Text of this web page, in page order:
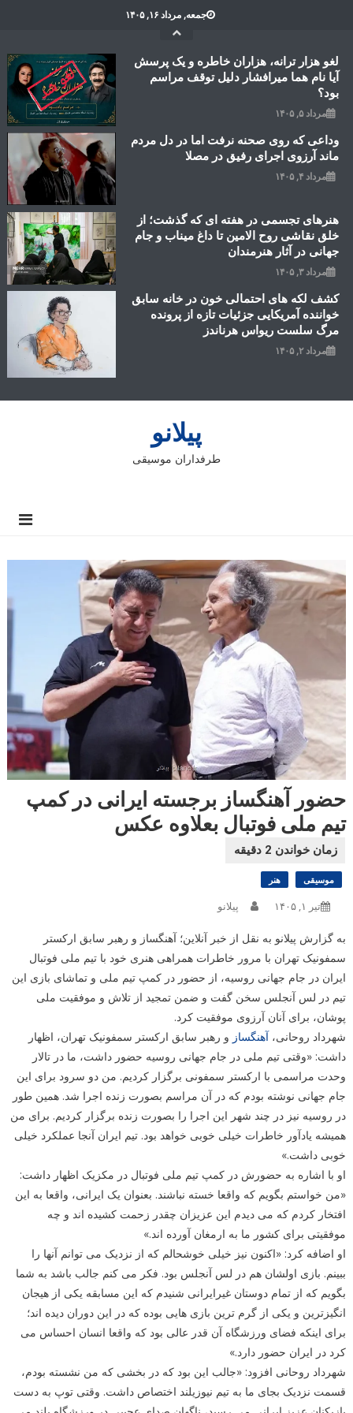
جمعه, مرداد ۱۶, ۱۴۰۵
لغو هزار ترانه، هزاران خاطره و یک پرسش
آیا نام هما میرافشار دلیل توقف مراسم
بود؟
مرداد ۵, ۱۴۰۵
وداعی که روی صحنه نرفت اما در دل مردم
ماند آرزوی اجرای رفیق در مصلا
مرداد ۴, ۱۴۰۵
هنرهای تجسمی در هفته ای که گذشت؛ از
خلق نقاشی روح الامین تا داغ میناب و جام
جهانی در آثار هنرمندان
مرداد ۳, ۱۴۰۵
کشف لکه های احتمالی خون در خانه سابق
خواننده آمریکایی جزئیات تازه از پرونده
مرگ سلست ریواس هرناندز
مرداد ۲, ۱۴۰۵
پیلانو
طرفداران موسیقی
حضور آهنگساز برجسته ایرانی در کمپ
تیم ملی فوتبال بعلاوه عکس
موسیقی هنر
تیر ۱, ۱۴۰۵ پیلانو
به گزارش پیلانو به نقل از خبر آنلاین؛ آهنگساز و رهبر سابق ارکستر
سمفونیک تهران با مرور خاطرات همراهی هنری خود با تیم ملی فوتبال
ایران در جام جهانی روسیه، از حضور در کمپ تیم ملی و تماشای بازی این
تیم در لس آنجلس سخن گفت و ضمن تمجید از تلاش و موفقیت ملی
پوشان، برای آنان آرزوی موفقیت کرد.
شهرداد روحانی،آهنگساز و رهبر سابق ارکستر سمفونیک تهران، اظهار
داشت: «وقتی تیم ملی در جام جهانی روسیه حضور داشت، ما در تالار
وحدت مراسمی با ارکستر سمفونی برگزار کردیم. من دو سرود برای این
جام جهانی نوشته بودم که در آن مراسم بصورت زنده اجرا شد. همین طور
در روسیه نیز در چند شهر این اجرا را بصورت زنده برگزار کردیم. برای من
همیشه یادآور خاطرات خیلی خوبی خواهد بود. تیم ایران آنجا عملکرد خیلی
خوبی داشت.»
او با اشاره به حضورش در کمپ تیم ملی فوتبال در مکزیک اظهار داشت:
«من خواستم بگویم که واقعا خسته نباشند. بعنوان یک ایرانی، واقعا به این
افتخار کردم که می دیدم این عزیزان چقدر زحمت کشیده اند و چه
موفقیتی برای کشور ما به ارمغان آورده اند.»
او اضافه کرد: «اکنون نیز خیلی خوشحالم که از نزدیک می توانم آنها را
ببینم. بازی اولشان هم در لس آنجلس بود. فکر می کنم جالب باشد به شما
بگویم که از تمام دوستان غیرایرانی شنیدم که این مسابقه یکی از هیجان
انگیزترین و یکی از گرم ترین بازی هایی بوده که در این دوران دیده اند؛
برای اینکه فضای ورزشگاه آن قدر عالی بود که واقعا انسان احساس می
کرد در ایران حضور دارد.»
شهرداد روحانی افزود: «جالب این بود که در بخشی که من نشسته بودم،
قسمت نزدیک بجای ما به تیم نیوزیلند اختصاص داشت. وقتی توپ به دست